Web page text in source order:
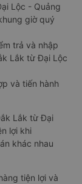
Lộc - Quảng
giờ quý
trả và nhập
Lắk từ Đại Lộc
và tiến hành
Lắk từ Đại
lợi khi
khác nhau
tiện lợi và